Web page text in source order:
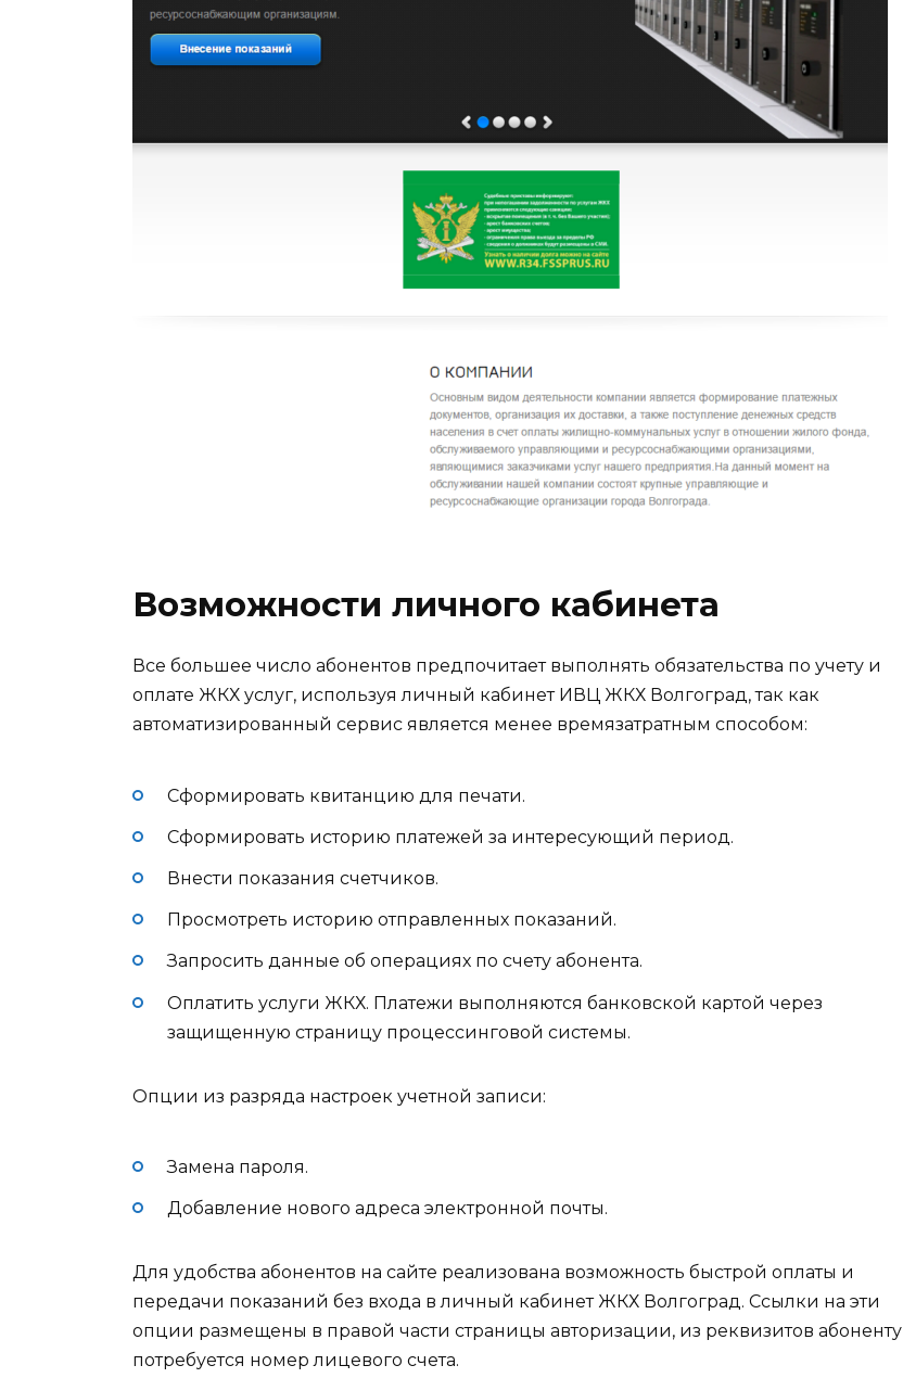
Возможности личного кабинета
Все большее число абонентов предпочитает выполнять обязательства по учету и
оплате ЖКХ услуг, используя личный кабинет ИВЦ ЖКХ Волгоград, так как
автоматизированный сервис является менее времязатратным способом:
Сформировать квитанцию для печати.
Сформировать историю платежей за интересующий период.
Внести показания счетчиков.
Просмотреть историю отправленных показаний.
Запросить данные об операциях по счету абонента.
Оплатить услуги ЖКХ. Платежи выполняются банковской картой через
защищенную страницу процессинговой системы.
Опции из разряда настроек учетной записи:
Замена пароля.
Добавление нового адреса электронной почты.
Для удобства абонентов на сайте реализована возможность быстрой оплаты и
передачи показаний без входа в личный кабинет ЖКХ Волгоград. Ссылки на эти
опции размещены в правой части страницы авторизации, из реквизитов абоненту
потребуется номер лицевого счета.